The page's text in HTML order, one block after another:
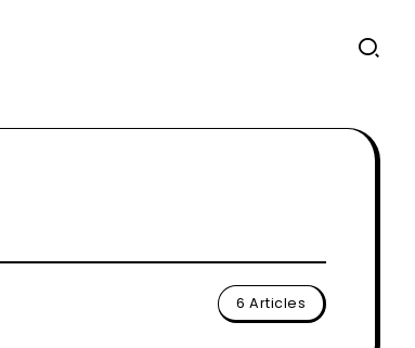
6 Articles